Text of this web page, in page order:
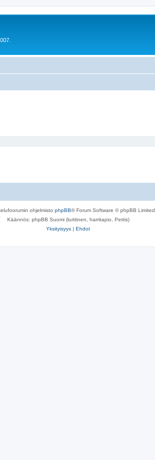
ohjelmisto phpBB® Forum Software © phpBB Limited
Käännös: phpBB Suomi (lurttinen, harritapio, Pettis)
Yksityisyys | Ehdot